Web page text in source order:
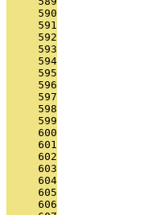
     590
     591
     592
     593
     594
     595
     596
     597
     598
     599
     600
     601
     602
     603
     604
     605
     606